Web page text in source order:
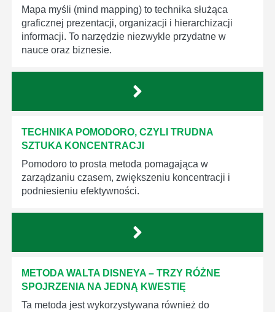
Mapa myśli (mind mapping) to technika służąca
graficznej prezentacji, organizacji i hierarchizacji
informacji. To narzędzie niezwykle przydatne w
nauce oraz biznesie.
TECHNIKA POMODORO, CZYLI TRUDNA
SZTUKA KONCENTRACJI
Pomodoro to prosta metoda pomagająca w
zarządzaniu czasem, zwiększeniu koncentracji i
podniesieniu efektywności.
METODA WALTA DISNEYA – TRZY RÓŻNE
SPOJRZENIA NA JEDNĄ KWESTIĘ
Ta metoda jest wykorzystywana również do